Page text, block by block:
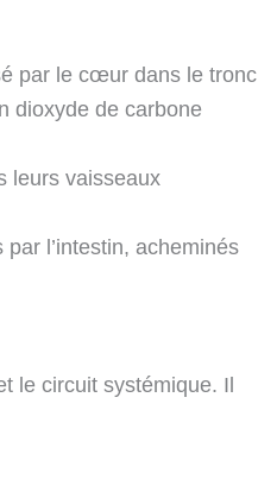
par le cœur dans le tronc
dioxyde de carbone
leurs vaisseaux
l’intestin, acheminés
le circuit systémique. Il